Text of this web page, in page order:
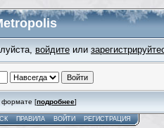
войдите или
формате [подробнее]
ПРАВИЛА ВОЙТИ РЕГИСТРАЦИЯ